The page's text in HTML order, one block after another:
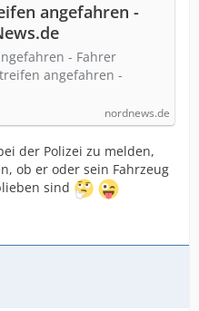
angefahren -
- Fahrer
angefahren -
nordnews.de
der Polizei zu melden,
ob er oder sein Fahrzeug
sind